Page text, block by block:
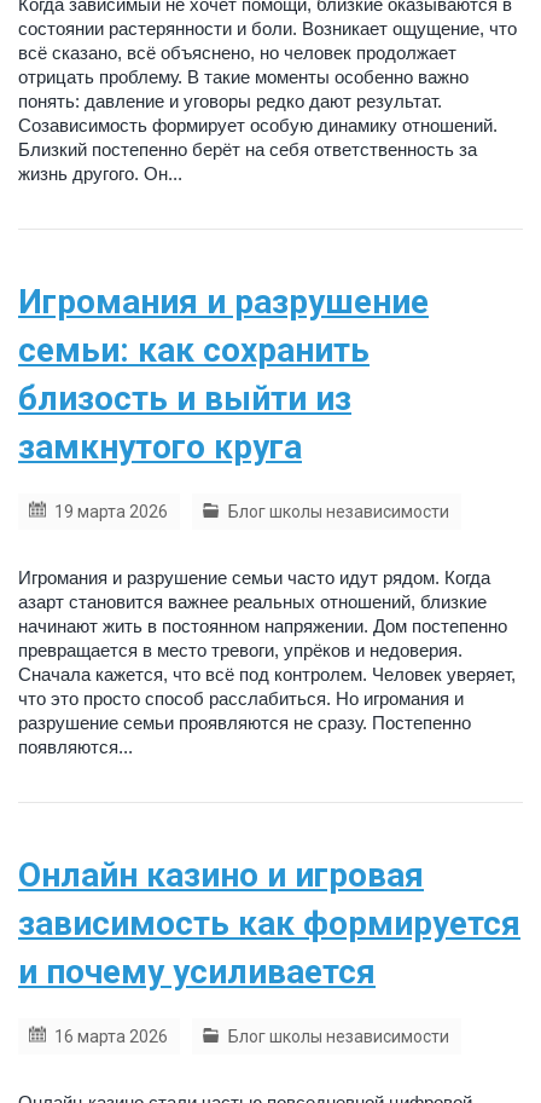
Когда зависимый не хочет помощи, близкие оказываются в
состоянии растерянности и боли. Возникает ощущение, что
всё сказано, всё объяснено, но человек продолжает
отрицать проблему. В такие моменты особенно важно
понять: давление и уговоры редко дают результат.
Созависимость формирует особую динамику отношений.
Близкий постепенно берёт на себя ответственность за
жизнь другого. Он...
Игромания и разрушение
семьи: как сохранить
близость и выйти из
замкнутого круга
19 марта 2026 Блог школы независимости
Игромания и разрушение семьи часто идут рядом. Когда
азарт становится важнее реальных отношений, близкие
начинают жить в постоянном напряжении. Дом постепенно
превращается в место тревоги, упрёков и недоверия.
Сначала кажется, что всё под контролем. Человек уверяет,
что это просто способ расслабиться. Но игромания и
разрушение семьи проявляются не сразу. Постепенно
появляются...
Онлайн казино и игровая
зависимость как формируется
и почему усиливается
16 марта 2026 Блог школы независимости